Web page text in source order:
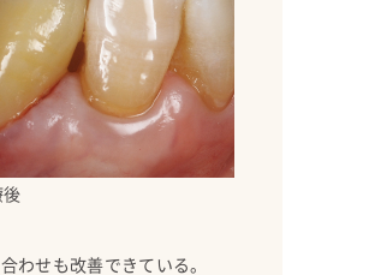
後
わせも改善できている。